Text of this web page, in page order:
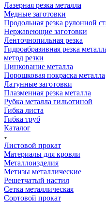
Лазерная резка металла
Медные заготовки
Продольная резка рулонной
Нержавеющие заготовки
Ленточнопильная резка
Гидроабразивная резка
метод резки
Цинкование металла
Порошковая покраска металла
Латунные заготовки
Плазменная резка металла
Рубка металла гильотиной
Гибка листа
Гибка труб
Каталог
Листовой прокат
Материалы для кровли
Металлоизделия
Метизы металлические
Решетчатый настил
Сетка металлическая
Сортовой прокат